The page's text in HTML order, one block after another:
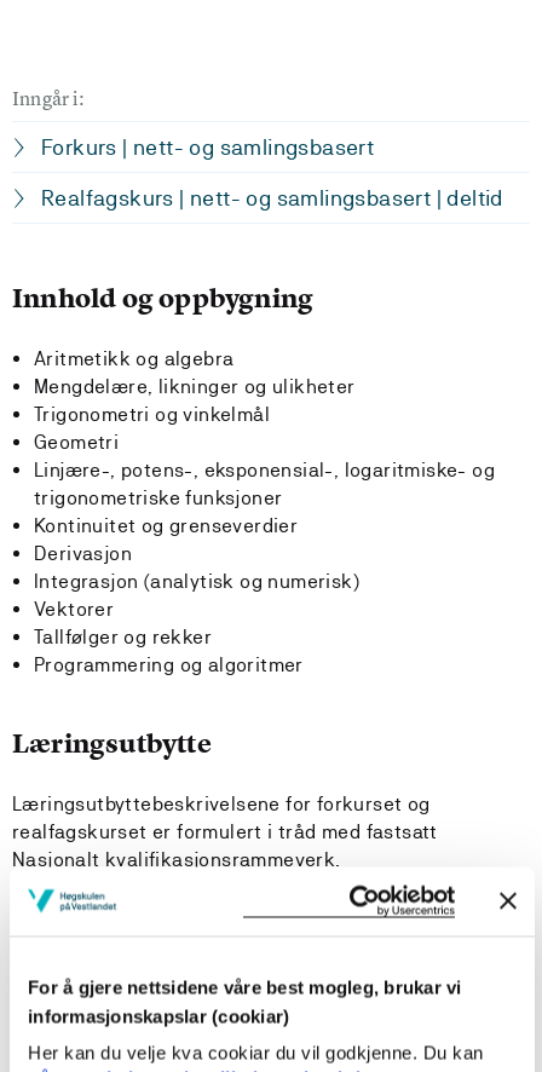
For å gjere nettsidene våre best mogleg, brukar vi
informasjonskapslar (cookiar)
Her kan du velje kva cookiar du vil godkjenne. Du kan
Inngår i:
Forkurs | nett- og samlingsbasert
Realfagskurs | nett- og samlingsbasert | deltid
Innhold og oppbygning
Aritmetikk og algebra
Mengdelære, likninger og ulikheter
Trigonometri og vinkelmål
Geometri
Linjære-, potens-, eksponensial-, logaritmiske- og
trigonometriske funksjoner
Kontinuitet og grenseverdier
Derivasjon
Integrasjon (analytisk og numerisk)
Vektorer
Tallfølger og rekker
Programmering og algoritmer
Læringsutbytte
Læringsutbyttebeskrivelsene for forkurset og
realfagskurset er formulert i tråd med fastsatt
Nasjonalt kvalifikasjonsrammeverk.
Kunnskap
Kandidaten har grunnleggende kunnskap om
matematikk som fundament for dagens teknologiske
samfunn.
Kandidaten har kunnskap om matematiske tema som